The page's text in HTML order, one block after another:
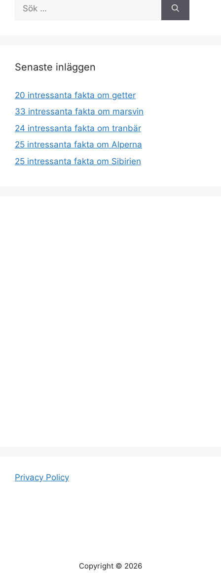
efter:
Senaste inläggen
20 intressanta fakta om getter
33 intressanta fakta om marsvin
24 intressanta fakta om tranbär
25 intressanta fakta om Alperna
25 intressanta fakta om Sibirien
Privacy Policy
Copyright © 2026